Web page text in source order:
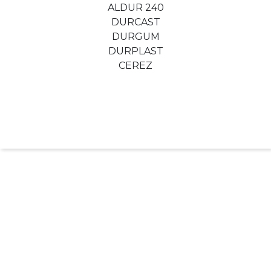
ALDUR 240
DURCAST
DURGUM
DURPLAST
CEREZ